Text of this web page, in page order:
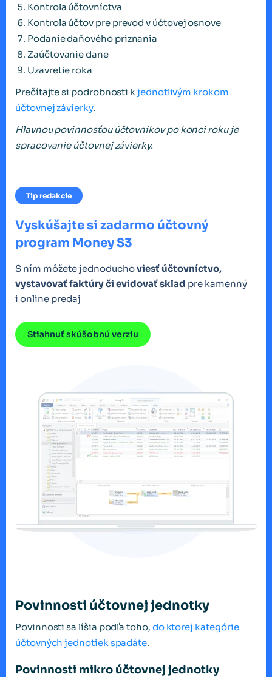
Kontrola účtovníctva
Kontrola účtov pre prevod v účtovej osnove
Podanie daňového priznania
Zaúčtovanie dane
Uzavretie roka
Prečítajte si podrobnosti kjednotlivým krokom
účtovnej závierky.
Hlavnou povinnosťou účtovníkov po konci roku je
spracovanie účtovnej závierky.
Tip redakcie
Vyskúšajte si zadarmo účtovný
program Money S3
S ním môžete jednoduchoviesť účtovníctvo,
vystavovať faktúry či evidovať sklad pre kamenný
i online predaj
Stiahnuť skúšobnú verziu
Povinnosti účtovnej jednotky
Povinnosti sa líšia podľa toho, do ktorej kategórie
účtovných jednotiek spadáte.
Povinnosti mikro účtovnej jednotky